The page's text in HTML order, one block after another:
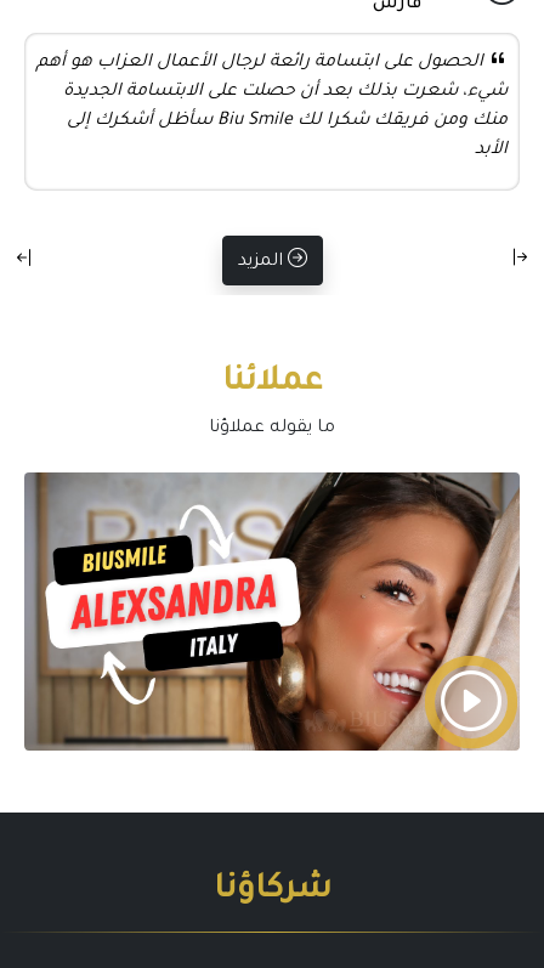
فارس
الحصول على ابتسامة رائعة لرجال الأعمال العزاب هو أهم
شيء، شعرت بذلك بعد أن حصلت على الابتسامة الجديدة
منك ومن فريقك شكرا لك Biu Smile سأظل أشكرك إلى
الأبد
المزيد
عملائنا
ما يقوله عملاؤنا
شركاؤنا